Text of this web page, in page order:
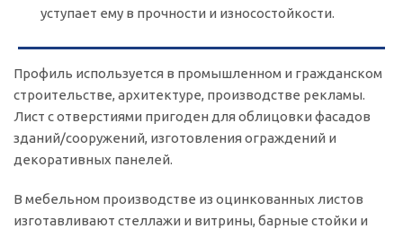
уступает ему в прочности и износостойкости.
Профиль используется в промышленном и гражданском
строительстве, архитектуре, производстве рекламы.
Лист с отверстиями пригоден для облицовки фасадов
зданий/сооружений, изготовления ограждений и
декоративных панелей.
В мебельном производстве из оцинкованных листов
изготавливают стеллажи и витрины, барные стойки и